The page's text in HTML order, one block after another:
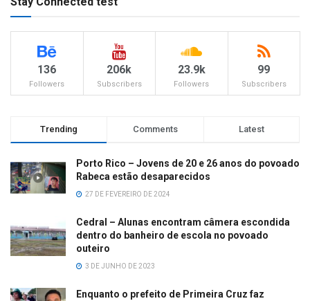
136
Followers
206k
Subscribers
23.9k
Followers
99
Subscribers
Trending Comments Latest
Porto Rico – Jovens de 20 e 26 anos do povoado
Rabeca estão desaparecidos
27 DE FEVEREIRO DE 2024
Cedral – Alunas encontram câmera escondida
dentro do banheiro de escola no povoado
outeiro
3 DE JUNHO DE 2023
Enquanto o prefeito de Primeira Cruz faz